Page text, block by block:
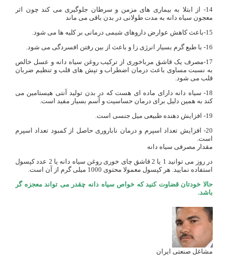
14- از ابتلا به بیماری های مزمن و سرطان جلوگیری می کند چون اثر
معجون سیاه دانه به مدت طولانی در بدن باقی می ماند
15-باعث کاهش عوارض داروهای شیمی درمانی بر کلیه ها می شود.
16- با طبع گرم بسیار انرژی زا و باعث از بین رفتن افسردگی می شود.
17-مصرف یک قاشق مرباخوری از ترکیب روغن سیاه دانه و عسل خالص
به نسبت مساوی باعث درمان اضطراب و تپش های قلب و تنظیم ضربان
قلب می شود.
18- سیاه دانه دارای ماده ای هست که در بدن تولید آنتی هیستامین می
کند به همین دلیل برای درمان حساسیت و آسم بسیار مفید است.
19- افزایش دهنده طبیعی میل جنسی است.
20- افزایش تعداد اسپرم و درمان ناباروری حاصل از کمبود تعداد اسپرم
است.
مقدار مصرفی سیاه دانه
در روز می توانید 1 یا 2 قاشق چای خوری روغن سیاه دانه یا 2 عدد کپسول
استفاده نمایید. هر کپسول معمولا محتوی 1000 میلی گرم از آن است.
حالا خودتان قضاوت کنید که خواص سیاه دانه چقدر می تواند معجزه گر
باشد.
مشاغل صنعتی ایران